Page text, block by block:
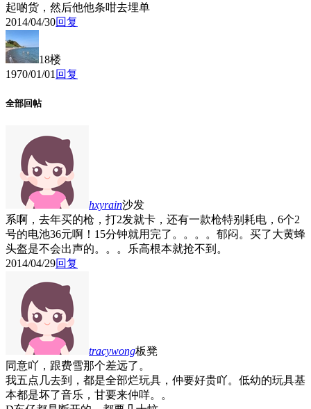
起啲货，然后他他条咁去埋单
2014/04/30回复
18楼
1970/01/01 回复
全部回帖
hxyrain沙发
系啊，去年买的枪，打2发就卡，还有一款枪特别耗电，6个2
号的电池36元啊！15分钟就用完了。。。。郁闷。买了大黄蜂
头盔是不会出声的。。。乐高根本就抢不到。
2014/04/29回复
tracywong板凳
同意吖，跟费雪那个差远了。
我五点几去到，都是全部烂玩具，仲要好贵吖。低幼的玩具基
本都是坏了音乐，甘要来仲咩。。